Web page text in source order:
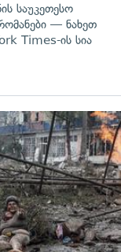
საუკეთესო
— ნახეთ
Times-ის სია